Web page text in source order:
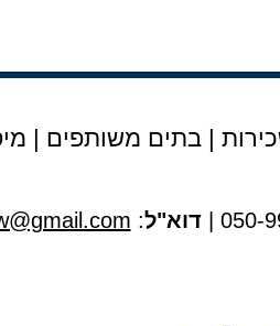
| בתים משותפים |
דוא"ל: